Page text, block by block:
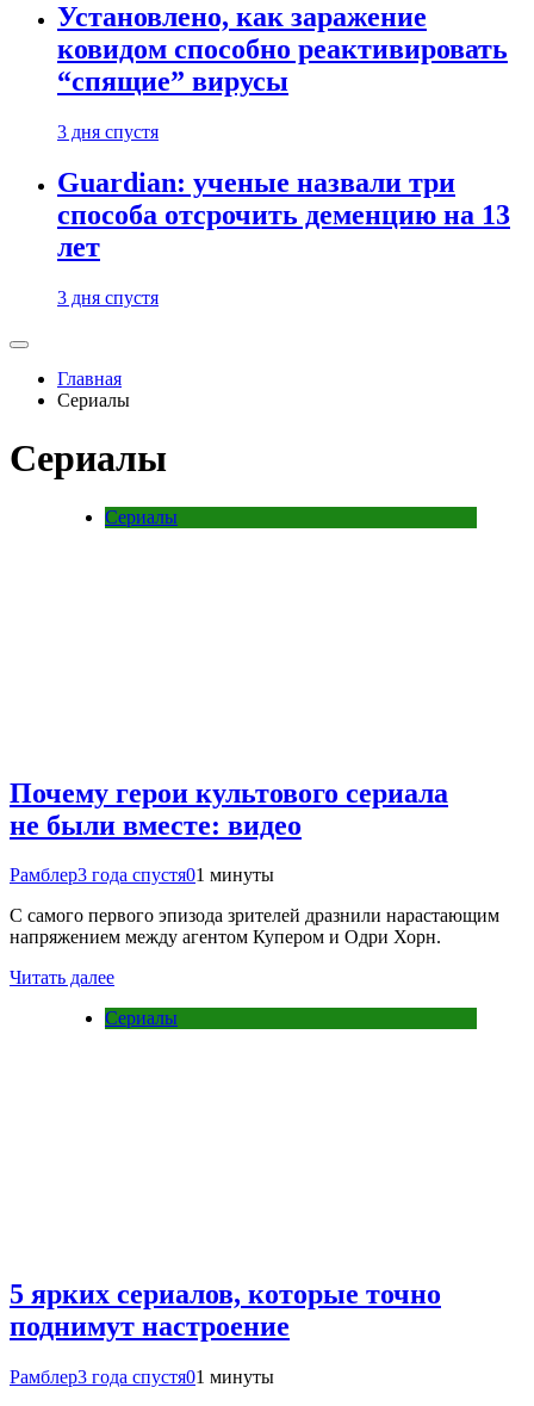
Установлено, как заражение
ковидом способно реактивировать
“спящие” вирусы
3 дня спустя
Guardian: ученые назвали три
способа отсрочить деменцию на 13
лет
3 дня спустя
Главная
Сериалы
Сериалы
Сериалы
Почему герои культового сериала
не были вместе: видео
Рамблер3 года спустя01 минуты
С самого первого эпизода зрителей дразнили нарастающим
напряжением между агентом Купером и Одри Хорн.
Читать далее
Сериалы
5 ярких сериалов, которые точно
поднимут настроение
Рамблер3 года спустя01 минуты